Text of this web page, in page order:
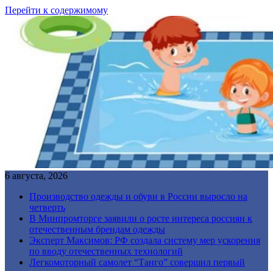
Перейти к содержимому
6 августа, 2026
Производство одежды и обуви в России выросло на
четверть
В Минпромторге заявили о росте интереса россиян к
отечественным брендам одежды
Эксперт Максимов: РФ создала систему мер ускорения
по вводу отечественных технологий
Легкомоторный самолет “Танго” совершил первый